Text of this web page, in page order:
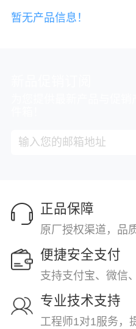
暂无产品信息！
正品保障
原厂授权渠道，品
便捷安全支付
支持支付宝、微信
专业技术支持
工程师1对1服务，